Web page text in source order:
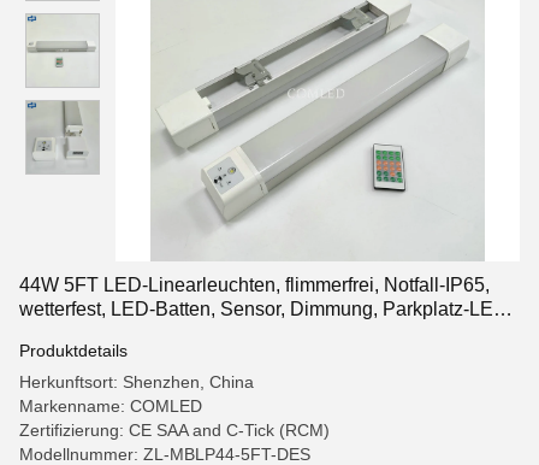
44W 5FT LED-Linearleuchten, flimmerfrei, Notfall-IP65,
wetterfest, LED-Batten, Sensor, Dimmung, Parkplatz-LED-
Produktdetails
Herkunftsort: Shenzhen, China
Markenname: COMLED
Zertifizierung: CE SAA and C-Tick (RCM)
Modellnummer: ZL-MBLP44-5FT-DES